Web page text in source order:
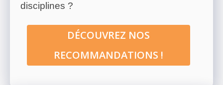
disciplines ?
DÉCOUVREZ NOS
RECOMMANDATIONS !